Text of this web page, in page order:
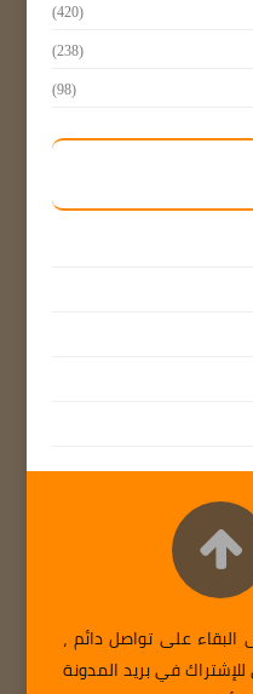
(420)
(238)
(98)
البقاء على تواصل دائم ،
في بريد المدونة